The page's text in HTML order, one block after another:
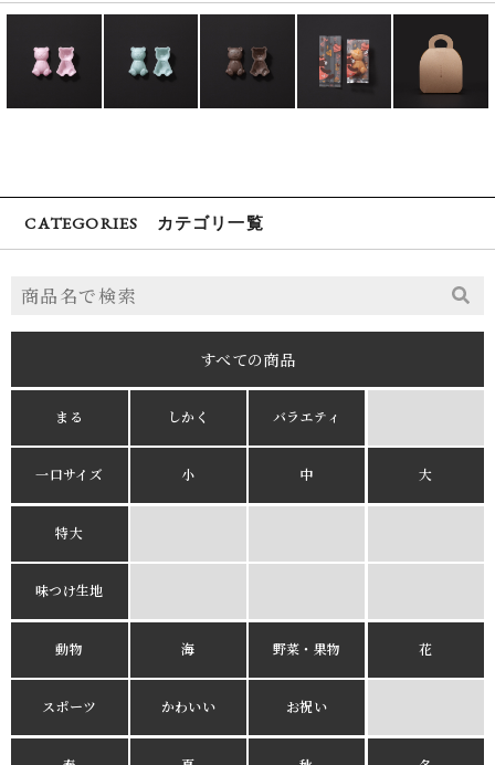
CATEGORIES カテゴリ一覧
すべての商品
まる しかく バラエティ
一口サイズ 小 中 大
特大
味つけ生地
動物 海 野菜・果物 花
スポーツ かわいい お祝い